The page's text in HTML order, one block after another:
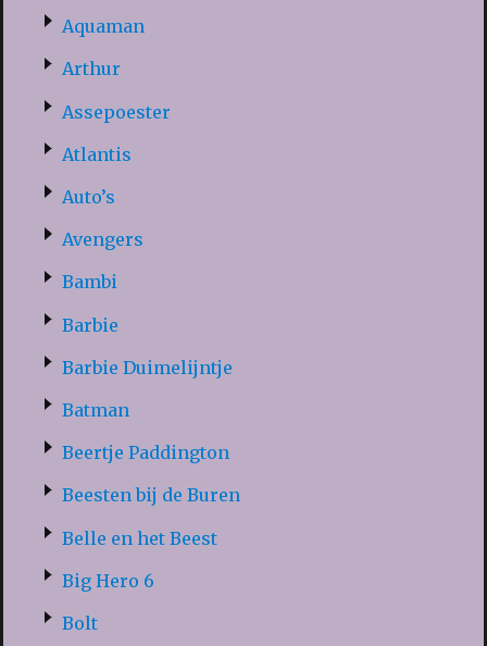
Aquaman
Arthur
Assepoester
Atlantis
Auto’s
Avengers
Bambi
Barbie
Barbie Duimelijntje
Batman
Beertje Paddington
Beesten bij de Buren
Belle en het Beest
Big Hero 6
Bolt